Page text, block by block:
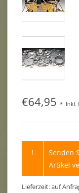
€64,95 * Inkl.
!
Senden
Artikel
Lieferzeit: auf